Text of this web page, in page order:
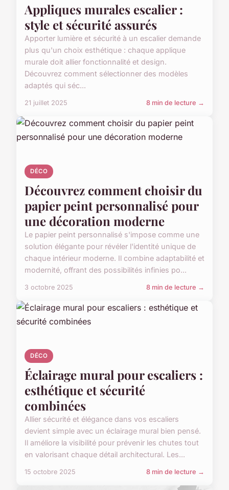
Appliques murales escalier :
style et sécurité assurés
Apporter lumière et sécurité à un escalier demande
plus qu'un choix esthétique : chaque applique
murale doit allier fonctionnalité et design.
Découvrez comment sélectionner des modèles
adaptés qui séc...
21 juillet 2025 8 min de lecture →
DÉCO
Découvrez comment choisir du
papier peint personnalisé pour
une décoration moderne
Le papier peint personnalisé s'impose comme une
solution élégante pour révéler l'identité unique de
chaque intérieur moderne. Il combine adaptabilité et
modernité, offrant des possibilités infinies po...
3 octobre 2025 8 min de lecture →
DÉCO
Éclairage mural pour escaliers :
esthétique et sécurité
combinées
Allier sécurité et élégance dans vos escaliers
devient simple avec un éclairage mural bien pensé.
Il améliore la visibilité pour prévenir les chutes tout
en valorisant chaque détail architectural. Les...
15 octobre 2025 8 min de lecture →